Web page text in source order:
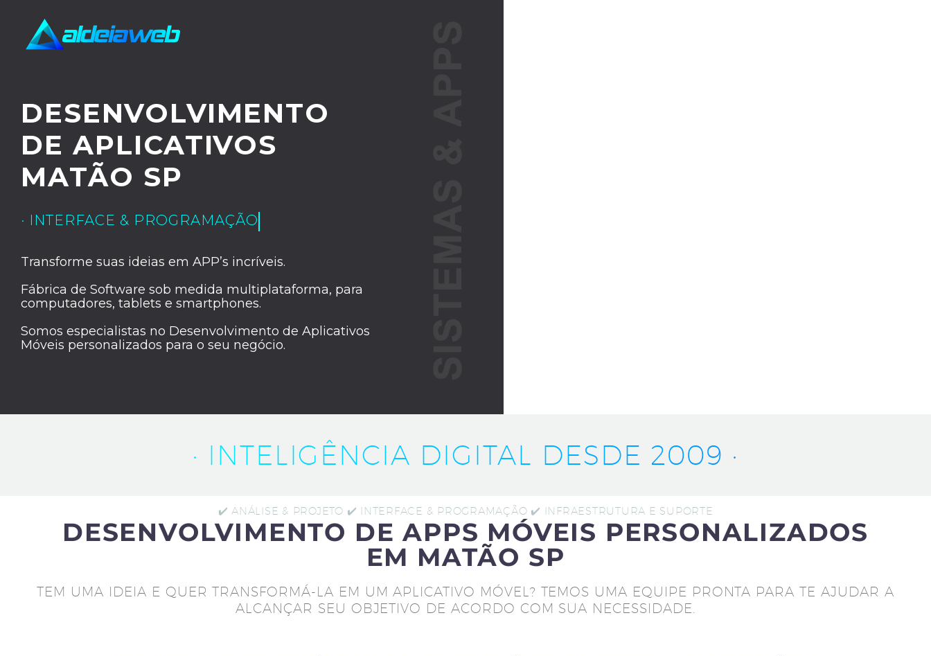
DESENVOLVIMENTO
DE APLICATIVOS
MATÃO SP
· INTERFACE & PROGRAMAÇÃO
Transforme suas ideias em APP’s incríveis.
Fábrica de Software sob medida multiplataforma, para
computadores, tablets e smartphones.
Somos especialistas no Desenvolvimento de Aplicativos
Móveis personalizados para o seu negócio.
· INTELIGÊNCIA DIGITAL DESDE 2009 ·
✔️ ANÁLISE & PROJETO ✔️ INTERFACE & PROGRAMAÇÃO ✔️ INFRAESTRUTURA E SUPORTE
DESENVOLVIMENTO DE APPS MÓVEIS PERSONALIZADOS
EM MATÃO SP
TEM UMA IDEIA E QUER TRANSFORMÁ-LA EM UM APLICATIVO MÓVEL? TEMOS UMA EQUIPE PRONTA PARA TE AJUDAR A
ALCANÇAR SEU OBJETIVO DE ACORDO COM SUA NECESSIDADE.